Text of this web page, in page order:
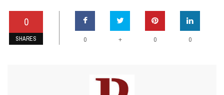
0
SHARES 0 + 0 0